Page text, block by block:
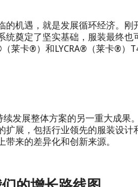
的机遇，就是发展循环经济。
统奠定了坚实基础，服装最终
莱卡®）和LYCRA®（莱卡®
发展整体方案的另一重大成
扩展，包括行业领先的服装设
来的差异化和创新来源。